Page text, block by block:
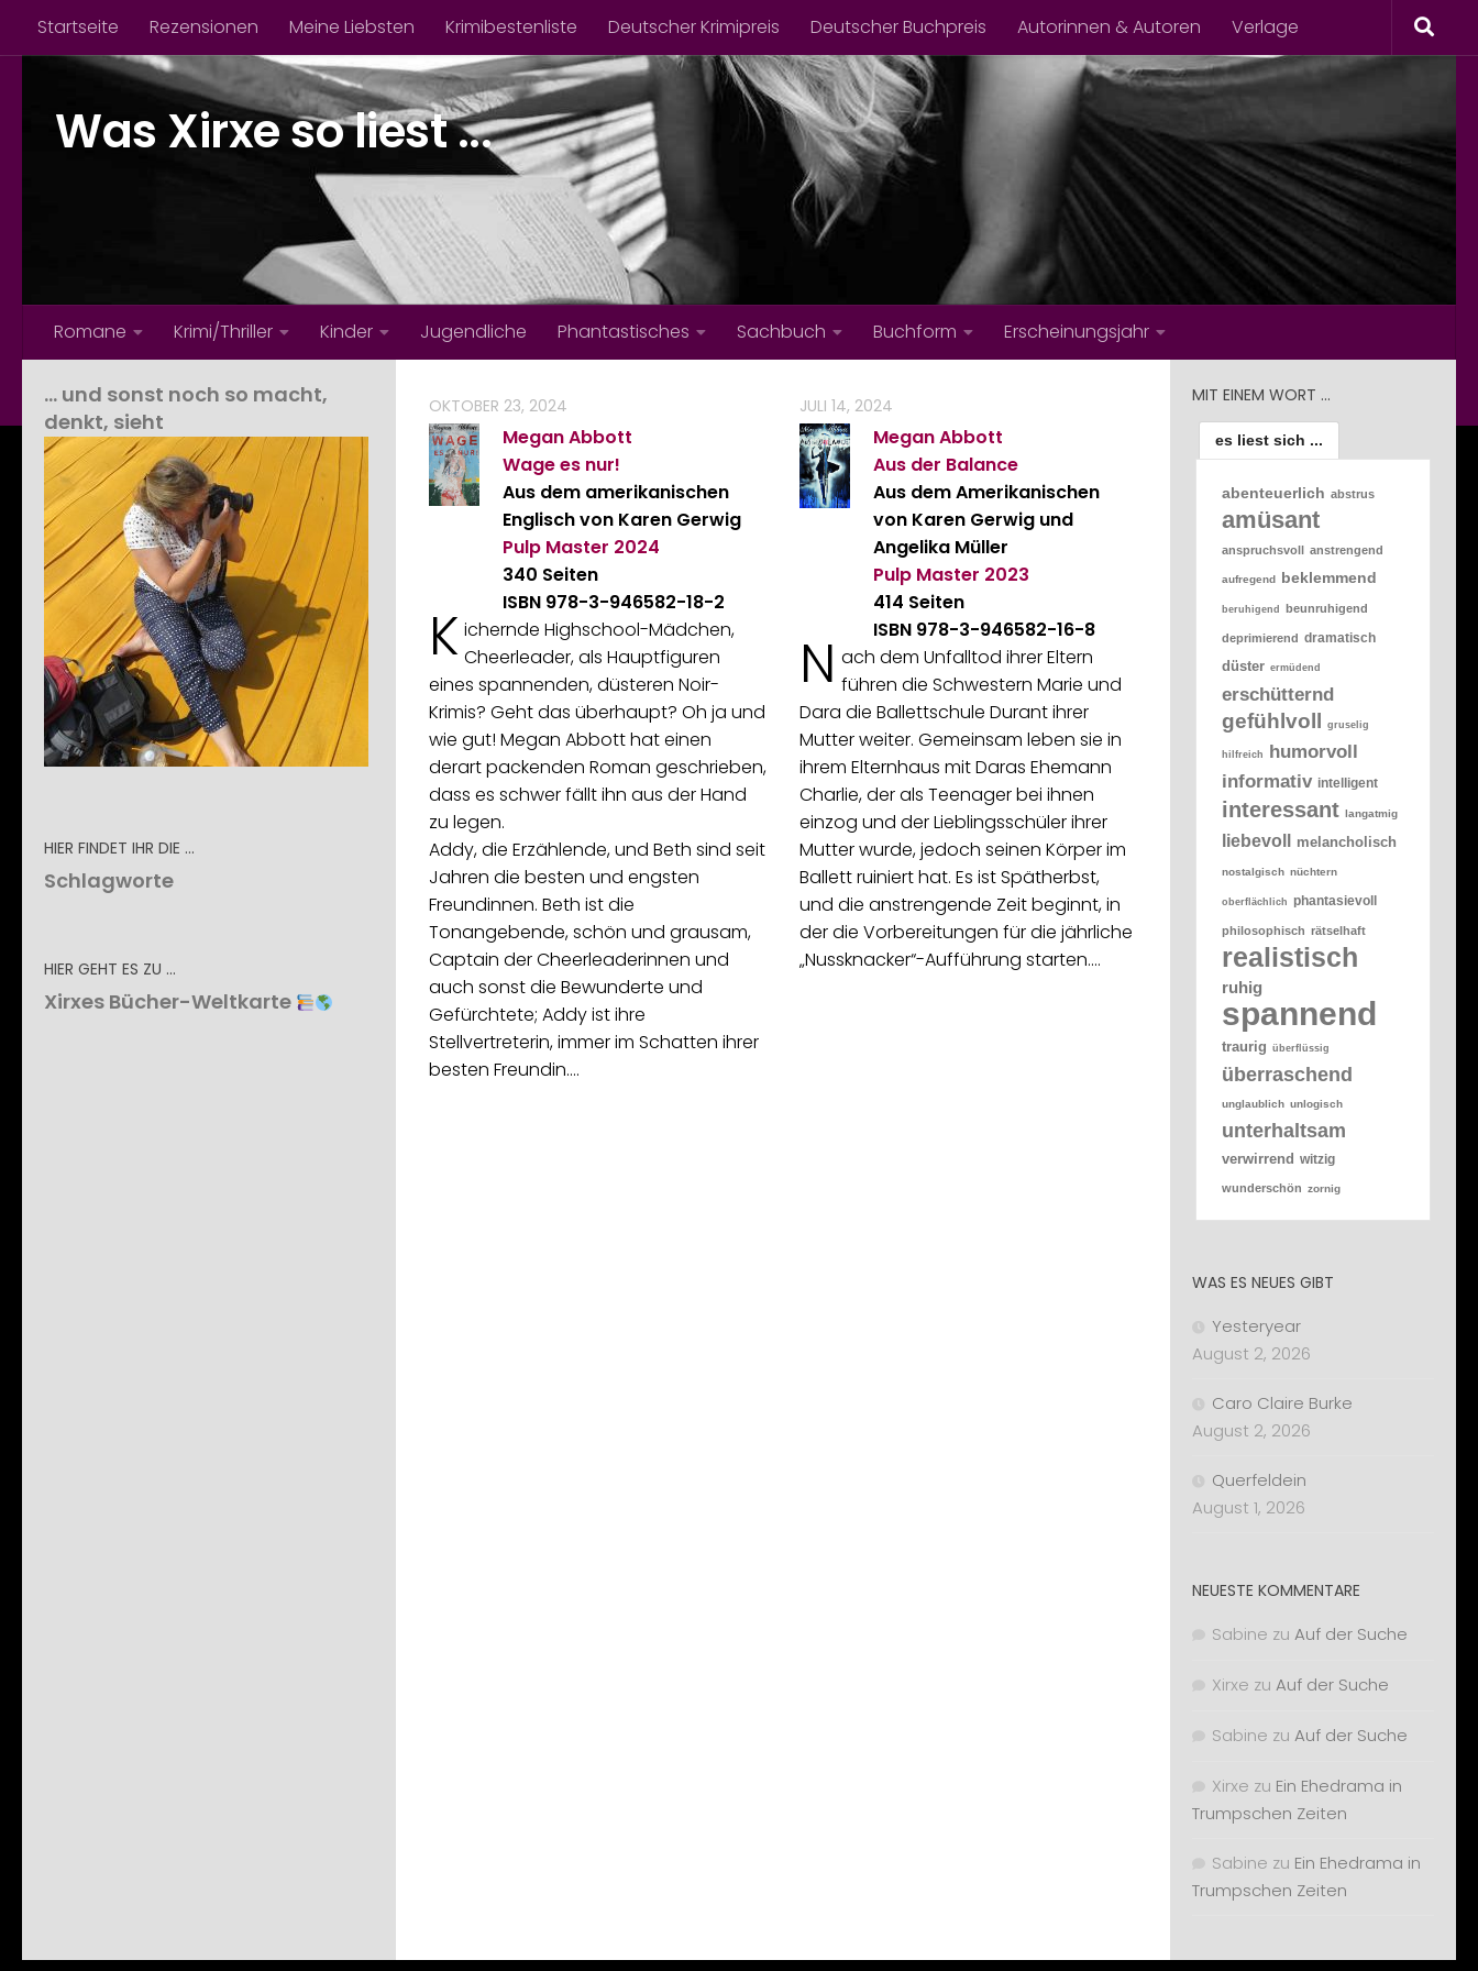
Zum Inhalt springen
Startseite Rezensionen Meine Liebsten Krimibestenliste Deutscher Krimipreis Deutscher Buchpreis Autorinnen & Autoren Verlage
Was Xirxe so liest ...
Romane Krimi/Thriller Kinder Jugendliche Phantastisches Sachbuch Buchform Erscheinungsjahr
OKTOBER 23, 2024
Megan Abbott
Wage es nur!
Aus dem amerikanischen
Englisch von Karen Gerwig
Pulp Master 2024
340 Seiten
ISBN 978-3-946582-18-2
K ichernde Highschool-Mädchen,
Cheerleader, als Hauptfiguren
eines spannenden, düsteren Noir-
Krimis? Geht das überhaupt? Oh ja und
wie gut! Megan Abbott hat einen
derart packenden Roman geschrieben,
dass es schwer fällt ihn aus der Hand
zu legen.
Addy, die Erzählende, und Beth sind seit
Jahren die besten und engsten
Freundinnen. Beth ist die
Tonangebende, schön und grausam,
Captain der Cheerleaderinnen und
auch sonst die Bewunderte und
Gefürchtete; Addy ist ihre
Stellvertreterin, immer im Schatten ihrer
besten Freundin.…
JULI 14, 2024
Megan Abbott
Aus der Balance
Aus dem Amerikanischen
von Karen Gerwig und
Angelika Müller
Pulp Master 2023
414 Seiten
ISBN 978-3-946582-16-8
N ach dem Unfalltod ihrer Eltern
führen die Schwestern Marie und
Dara die Ballettschule Durant ihrer
Mutter weiter. Gemeinsam leben sie in
ihrem Elternhaus mit Daras Ehemann
Charlie, der als Teenager bei ihnen
einzog und der Lieblingsschüler ihrer
Mutter wurde, jedoch seinen Körper im
Ballett ruiniert hat. Es ist Spätherbst,
und die anstrengende Zeit beginnt, in
der die Vorbereitungen für die jährliche
„Nussknacker“-Aufführung starten.…
… und sonst noch so macht,
denkt, sieht
HIER FINDET IHR DIE …
Schlagworte
HIER GEHT ES ZU …
Xirxes Bücher-Weltkarte
MIT EINEM WORT …
es liest sich ...
abenteuerlich abstrus
amüsant
anspruchsvoll anstrengend
aufregend beklemmend
beruhigend beunruhigend
deprimierend dramatisch
düster ermüdend
erschütternd
gefühlvoll gruselig
hilfreich
humorvoll
informativ intelligent
interessant langatmig
liebevoll melancholisch
nostalgisch nüchtern
oberflächlich phantasievoll
philosophisch rätselhaft
realistisch
ruhig
spannend
traurig überflüssig
überraschend
unglaublich unlogisch
unterhaltsam
verwirrend witzig
wunderschön zornig
WAS ES NEUES GIBT
Yesteryear
August 2, 2026
Caro Claire Burke
August 2, 2026
Querfeldein
August 1, 2026
NEUESTE KOMMENTARE
Sabine zu Auf der Suche
Xirxe zu Auf der Suche
Sabine zu Auf der Suche
Xirxe zu Ein Ehedrama in
Trumpschen Zeiten
Sabine zu Ein Ehedrama in
Trumpschen Zeiten